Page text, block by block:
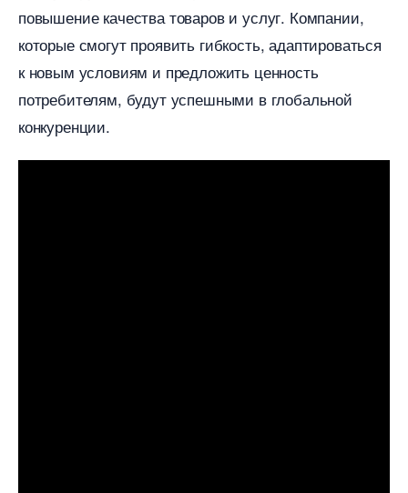
повышение качества товаров и услуг.​ Компании,
которые смогут проявить гибкость, адаптироваться
к новым условиям и предложить ценность
потребителям, будут успешными в глобальной
конкуренции.​